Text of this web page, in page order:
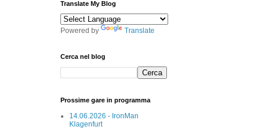
Translate My Blog
Powered by Translate
Cerca nel blog
Prossime gare in programma
14.06.2026 - IronMan
Klagenfurt